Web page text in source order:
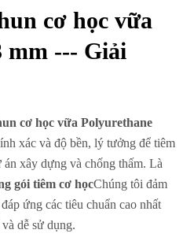
cơ học vữa
mm --- Giải
cơ học vữa Polyurethane
xác và độ bền, lý tưởng để tiêm
xây dựng và chống thấm. Là
gói tiêm cơ họcChúng tôi đảm
ứng các tiêu chuẩn cao nhất
dễ sử dụng.